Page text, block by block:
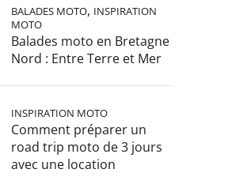
BALADES MOTO, INSPIRATION
MOTO
Balades moto en Bretagne
Nord : Entre Terre et Mer
INSPIRATION MOTO
Comment préparer un
road trip moto de 3 jours
avec une location